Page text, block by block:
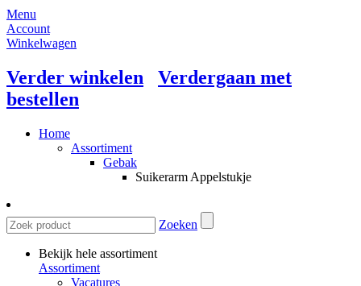
Menu
Account
Winkelwagen
Verder winkelen
Verdergaan met
bestellen
Home
Assortiment
Gebak
Suikerarm Appelstukje
Zoeken
Bekijk hele assortiment
Assortiment
Vacatures